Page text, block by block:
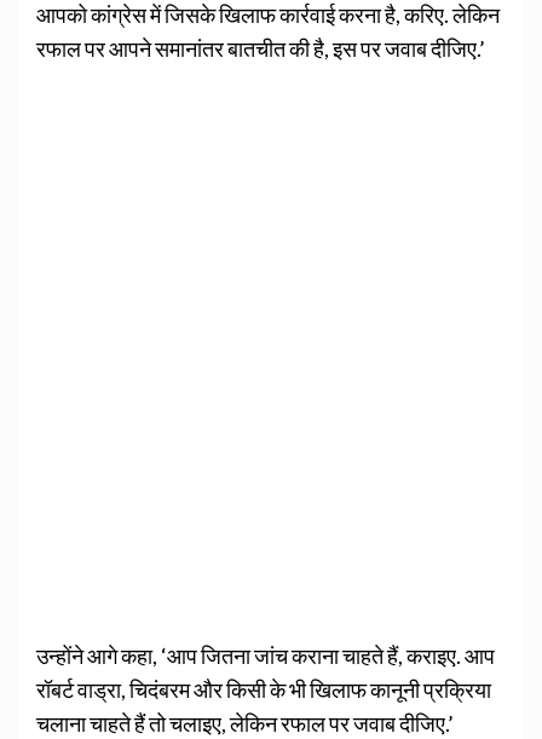
आपको कांग्रेस में जिसके खिलाफ कार्रवाई करना है, करिए. लेकिन
रफाल पर आपने समानांतर बातचीत की है, इस पर जवाब दीजिए.’
उन्होंने आगे कहा, ‘आप जितना जांच कराना चाहते हैं, कराइए. आप
रॉबर्ट वाड्रा, चिदंबरम और किसी के भी खिलाफ कानूनी प्रक्रिया
चलाना चाहते हैं तो चलाइए, लेकिन रफाल पर जवाब दीजिए.’